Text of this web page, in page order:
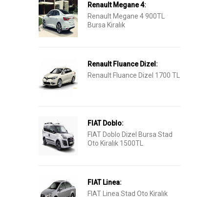
Renault Megane 4:
Renault Megane 4 900TL
Bursa Kiralık
Renault Fluance Dizel :
Renault Fluance Dizel 1700 TL
FIAT Doblo:
FIAT Doblo Dizel Bursa Stad
Oto Kiralık 1500TL
FIAT Linea:
FIAT Linea Stad Oto Kiralık